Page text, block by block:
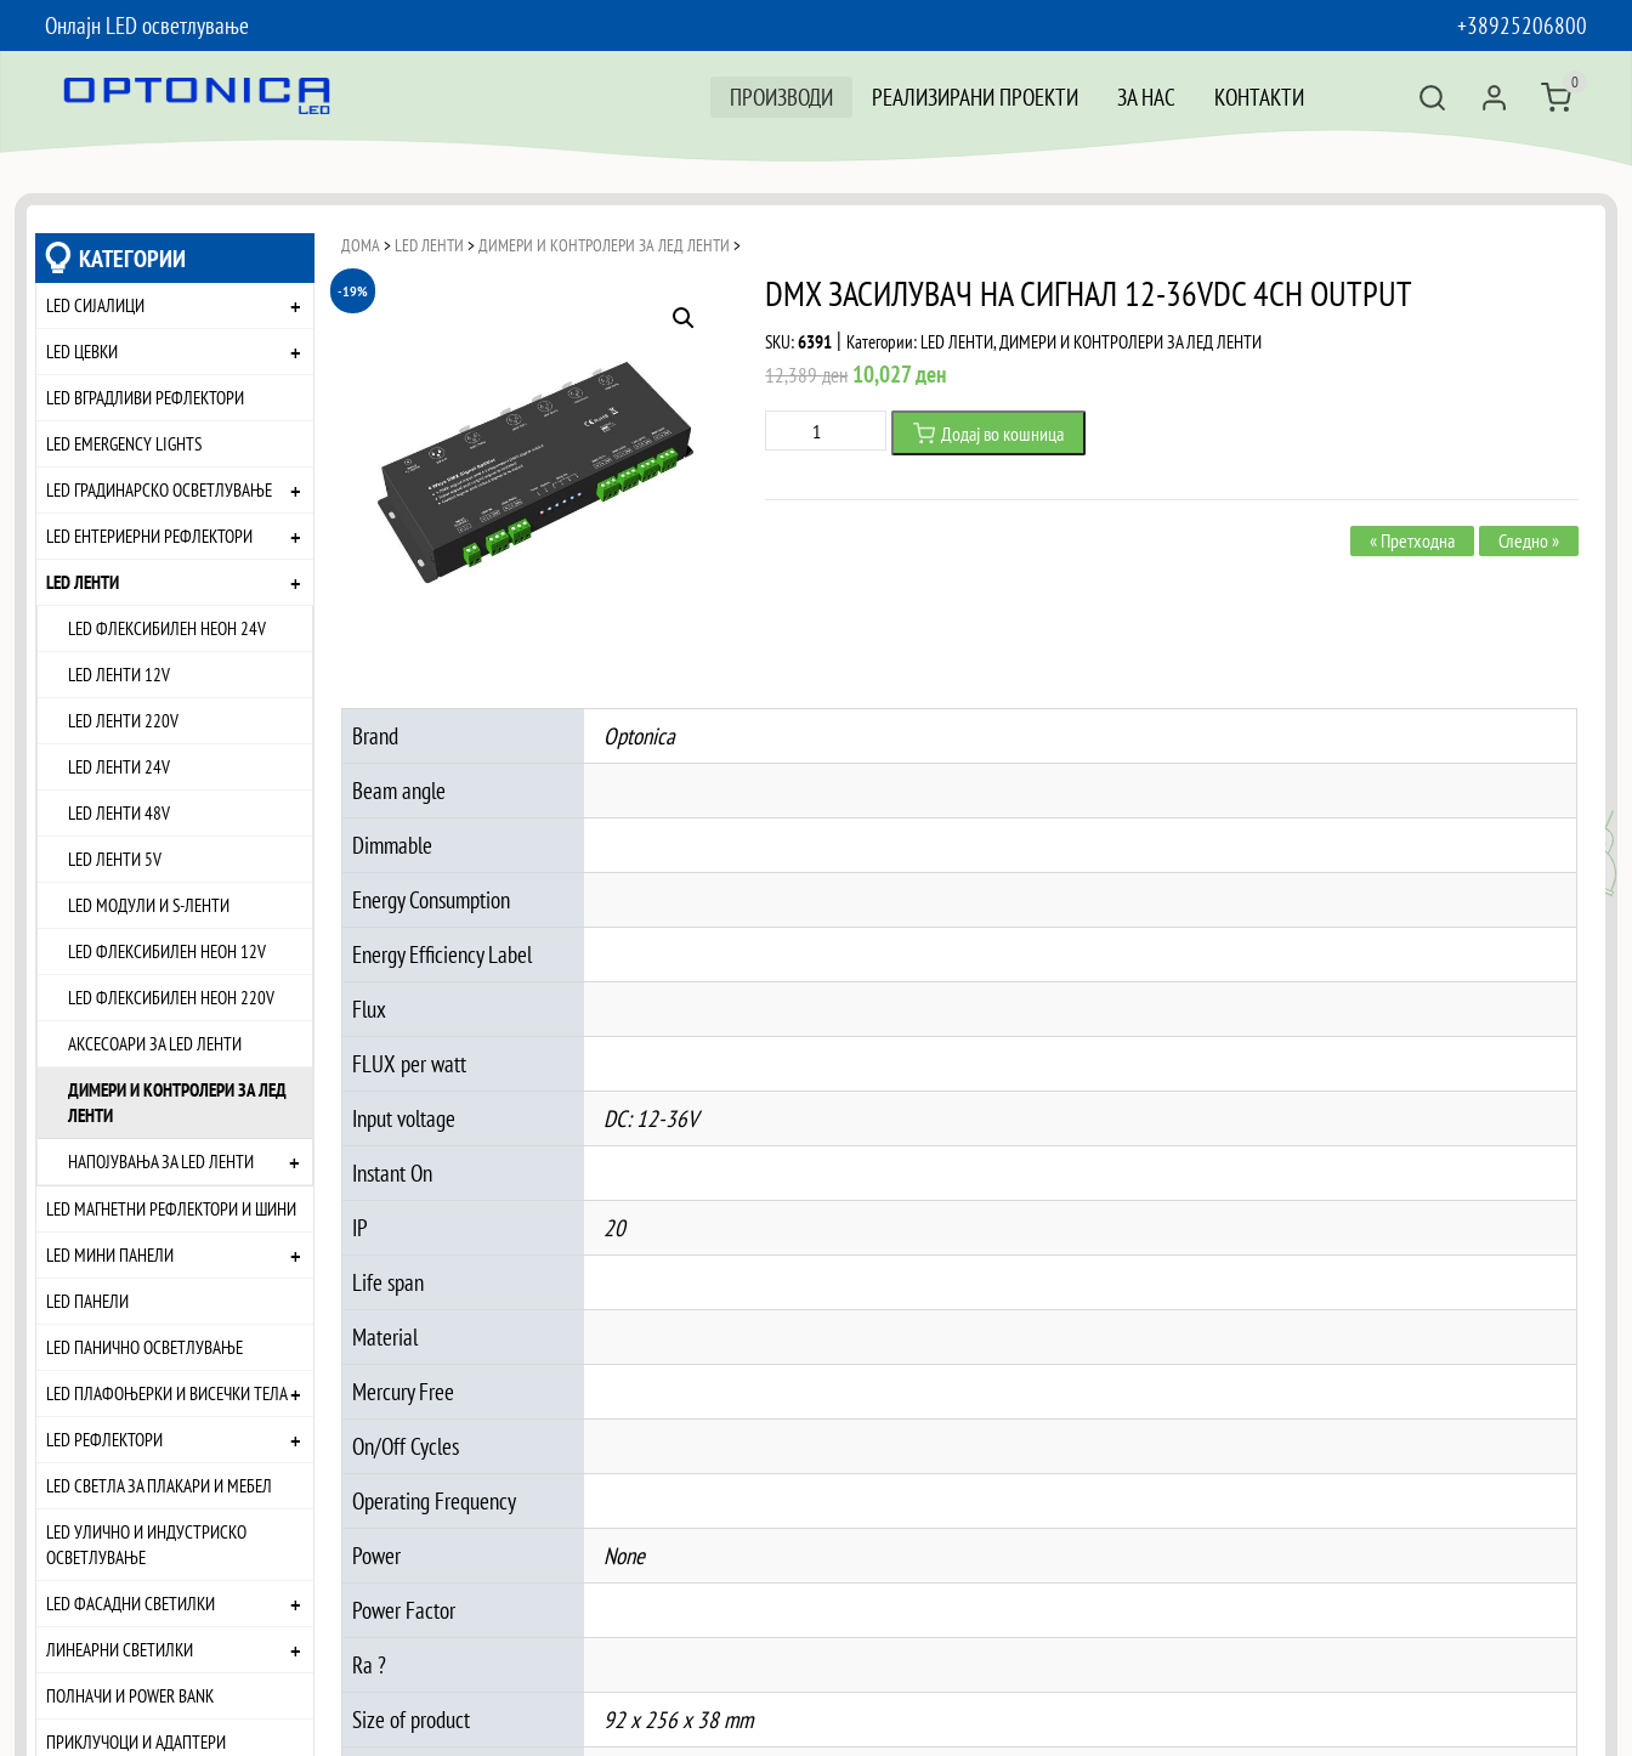
Онлајн LED осветлување
+38925206800
ПРОИЗВОДИ
РЕАЛИЗИРАНИ ПРОЕКТИ ЗА НАС КОНТАКТИ 0
КАТЕГОРИИ
LED СИЈАЛИЦИ +
LED ЦЕВКИ +
LED ВГРАДЛИВИ РЕФЛЕКТОРИ
LED EMERGENCY LIGHTS
LED ГРАДИНАРСКО ОСВЕТЛУВАЊЕ
+
LED ЕНТЕРИЕРНИ РЕФЛЕКТОРИ +
LED ЛЕНТИ
LED ФЛЕКСИБИЛЕН НЕОН 24V
LED ЛЕНТИ 12V
LED ЛЕНТИ 220V
LED ЛЕНТИ 24V
LED ЛЕНТИ 48V
LED ЛЕНТИ 5V
LED МОДУЛИ И S-ЛЕНТИ
LED ФЛЕКСИБИЛЕН НЕОН 12V
LED ФЛЕКСИБИЛЕН НЕОН 220V
АКСЕСОАРИ ЗА LED ЛЕНТИ
ДИМЕРИ И КОНТРОЛЕРИ ЗА ЛЕД
ЛЕНТИ
НАПОЈУВАЊА ЗА LED ЛЕНТИ
+
+
LED МАГНЕТНИ РЕФЛЕКТОРИ И ШИНИ
LED МИНИ ПАНЕЛИ
+
LED ПАНЕЛИ
LED ПАНИЧНО ОСВЕТЛУВАЊЕ
LED ПЛАФОЊЕРКИ И ВИСЕЧКИ ТЕЛА+
LED РЕФЛЕКТОРИ +
LED СВЕТЛА ЗА ПЛАКАРИ И МЕБЕЛ
LED УЛИЧНО И ИНДУСТРИСКО
ОСВЕТЛУВАЊЕ
LED ФАСАДНИ СВЕТИЛКИ
+
ЛИНЕАРНИ СВЕТИЛКИ +
ПОЛНАЧИ И POWER BANK
ПРИКЛУЧОЦИ И АДАПТЕРИ
ДОМА > LED ЛЕНТИ > ДИМЕРИ И КОНТРОЛЕРИ ЗА ЛЕД ЛЕНТИ >
-19% DMX ЗАСИЛУВАЧ НА СИГНАЛ 12-36VDC 4CH OUTPUT
SKU:6391 | Категории: LED ЛЕНТИ,ДИМЕРИ И КОНТРОЛЕРИ ЗА ЛЕД ЛЕНТИ
12,389ден Original
price
10,027денCurrent
price
is:
ЗАСИЛУВАЧ
НА
Додај во кошница
« Претходна Следно »
Brand
Optonica
Beam angle
Dimmable
Energy Consumption
Energy Efficiency Label
Flux
FLUX per watt
Input voltage
DC: 12-36V
Instant On
IP
20
Life span
Material
Mercury Free
On/Off Cycles
Operating Frequency
Power
None
Power Factor
Ra ?
Size of product
92 x 256 x 38 mm